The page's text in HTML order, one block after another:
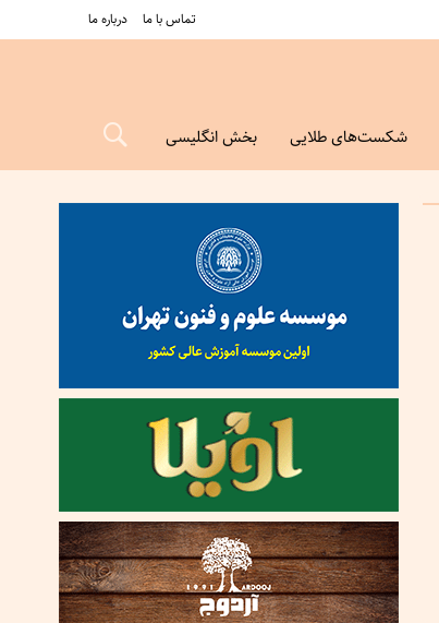
درباره ما تماس با ما
شکست‌های طلایی بخش انگلیسی